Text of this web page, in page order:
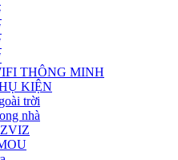
THÔNG MINH
KIỆN
trời
nhà